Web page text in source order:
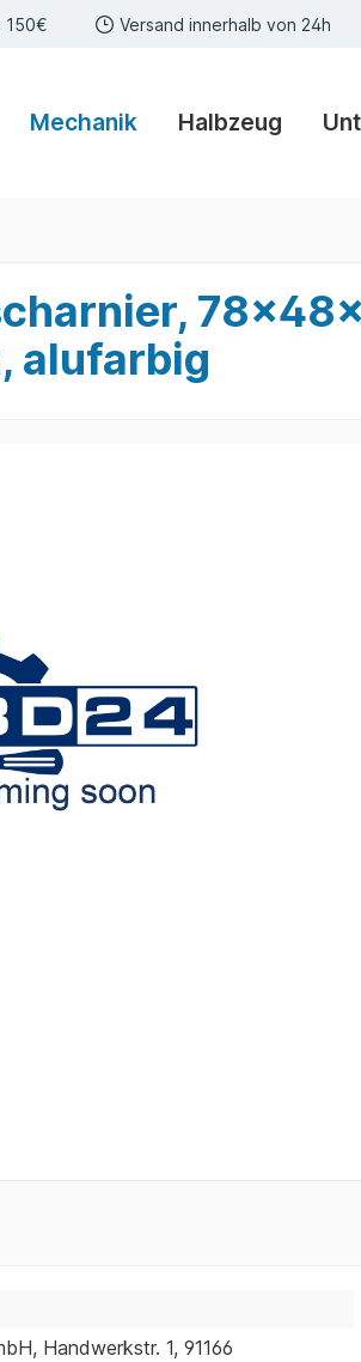
150€ Versand innerhalb von 24h
Mechanik Halbzeug
alufarbig
Handwerkstr. 1, 91166